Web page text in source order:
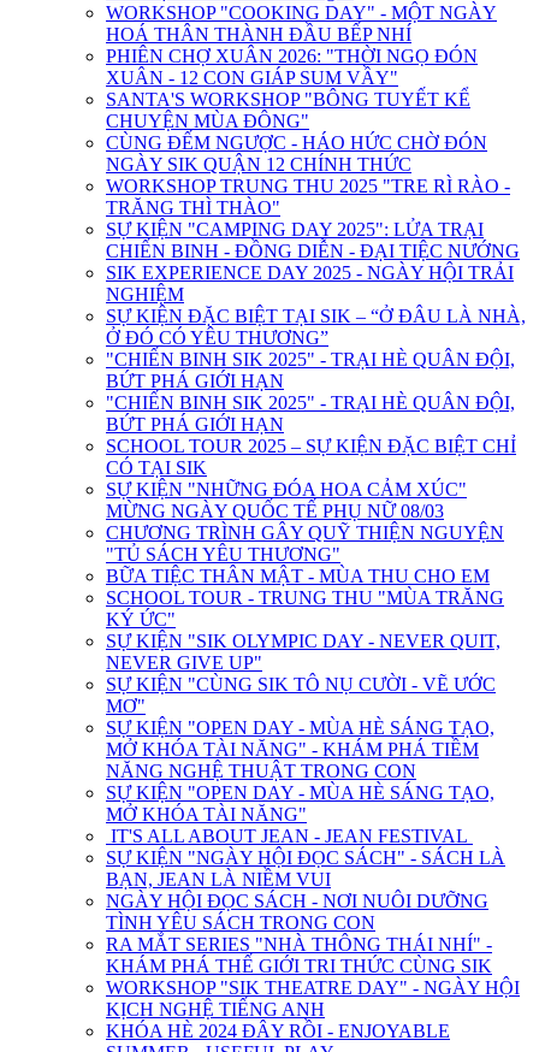
WORKSHOP "COOKING DAY" - MỘT NGÀY
HOÁ THÂN THÀNH ĐẦU BẾP NHÍ
PHIÊN CHỢ XUÂN 2026: "THỜI NGỌ ĐÓN
XUÂN - 12 CON GIÁP SUM VẦY"
SANTA'S WORKSHOP "BÔNG TUYẾT KỂ
CHUYỆN MÙA ĐÔNG"
CÙNG ĐẾM NGƯỢC - HÁO HỨC CHỜ ĐÓN
NGÀY SIK QUẬN 12 CHÍNH THỨC
WORKSHOP TRUNG THU 2025 "TRE RÌ RÀO -
TRĂNG THÌ THÀO"
SỰ KIỆN "CAMPING DAY 2025": LỬA TRẠI
CHIẾN BINH - ĐỒNG DIỄN - ĐẠI TIỆC NƯỚNG
SIK EXPERIENCE DAY 2025 - NGÀY HỘI TRẢI
NGHIỆM
SỰ KIỆN ĐẶC BIỆT TẠI SIK – “Ở ĐÂU LÀ NHÀ,
Ở ĐÓ CÓ YÊU THƯƠNG”
"CHIẾN BINH SIK 2025" - TRẠI HÈ QUÂN ĐỘI,
BỨT PHÁ GIỚI HẠN
"CHIẾN BINH SIK 2025" - TRẠI HÈ QUÂN ĐỘI,
BỨT PHÁ GIỚI HẠN
SCHOOL TOUR 2025 – SỰ KIỆN ĐẶC BIỆT CHỈ
CÓ TẠI SIK
SỰ KIỆN "NHỮNG ĐÓA HOA CẢM XÚC"
MỪNG NGÀY QUỐC TẾ PHỤ NỮ 08/03
CHƯƠNG TRÌNH GÂY QUỸ THIỆN NGUYỆN
"TỦ SÁCH YÊU THƯƠNG"
BỮA TIỆC THÂN MẬT - MÙA THU CHO EM
SCHOOL TOUR - TRUNG THU "MÙA TRĂNG
KÝ ỨC"
SỰ KIỆN "SIK OLYMPIC DAY - NEVER QUIT,
NEVER GIVE UP"
SỰ KIỆN "CÙNG SIK TÔ NỤ CƯỜI - VẼ ƯỚC
MƠ"
SỰ KIỆN "OPEN DAY - MÙA HÈ SÁNG TẠO,
MỞ KHÓA TÀI NĂNG" - KHÁM PHÁ TIỀM
NĂNG NGHỆ THUẬT TRONG CON
SỰ KIỆN "OPEN DAY - MÙA HÈ SÁNG TẠO,
MỞ KHÓA TÀI NĂNG"
IT'S ALL ABOUT JEAN - JEAN FESTIVAL
SỰ KIỆN "NGÀY HỘI ĐỌC SÁCH" - SÁCH LÀ
BẠN, JEAN LÀ NIỀM VUI
NGÀY HỘI ĐỌC SÁCH - NƠI NUÔI DƯỠNG
TÌNH YÊU SÁCH TRONG CON
RA MẮT SERIES "NHÀ THÔNG THÁI NHÍ" -
KHÁM PHÁ THẾ GIỚI TRI THỨC CÙNG SIK
WORKSHOP "SIK THEATRE DAY" - NGÀY HỘI
KỊCH NGHỆ TIẾNG ANH
KHÓA HÈ 2024 ĐÂY RỒI - ENJOYABLE